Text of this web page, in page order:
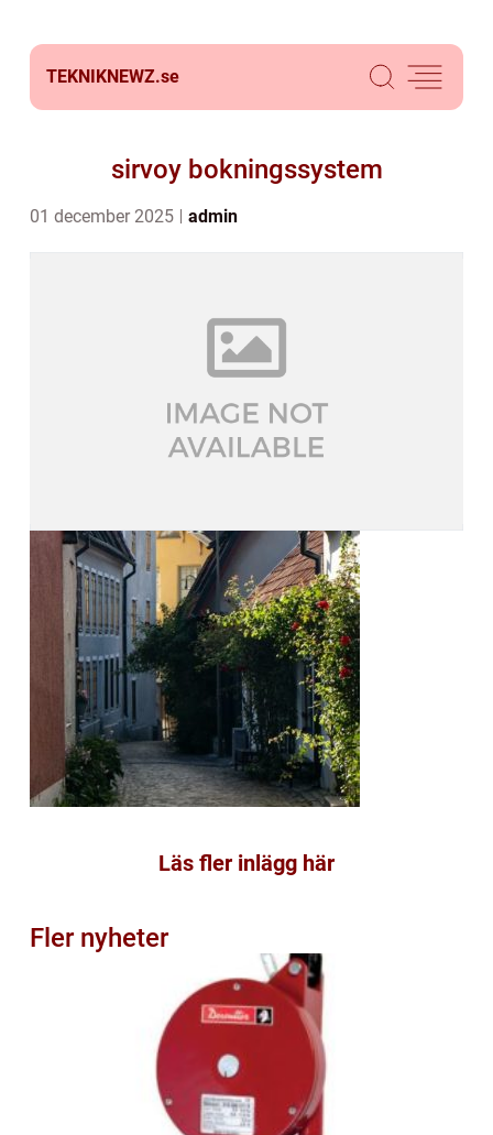
TEKNIKNEWZ.se
sirvoy bokningssystem
01 december 2025 admin
Läs fler inlägg här
Fler nyheter